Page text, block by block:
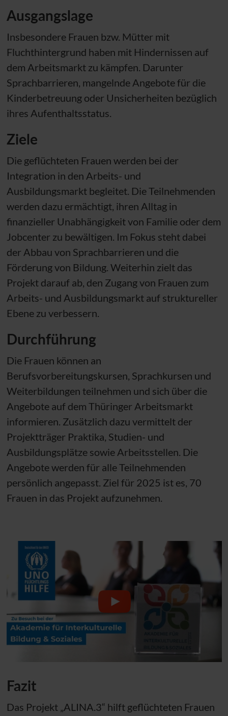
Ausgangslage
Insbesondere Frauen bzw. Mütter mit
Fluchthintergrund haben mit Hindernissen auf
dem Arbeitsmarkt zu kämpfen. Darunter
Sprachbarrieren, mangelnde Angebote für die
Kinderbetreuung oder Unsicherheiten bezüglich
ihres Aufenthaltsstatus.
Ziele
Die geflüchteten Frauen werden bei der
Integration in den Arbeits- und
Ausbildungsmarkt begleitet. Die Teilnehmenden
werden dazu ermächtigt, ihren Alltag in
finanzieller Unabhängigkeit von Familie oder dem
Jobcenter zu bewältigen. Im Fokus steht dabei
der Abbau von Sprachbarrieren und die
Förderung von Bildung. Weiterhin zielt das
Projekt darauf ab, den Zugang von Frauen zum
Arbeits- und Ausbildungsmarkt auf struktureller
Ebene zu verbessern.
Durchführung
Die Frauen können an
Berufsvorbereitungskursen, Sprachkursen und
Weiterbildungen teilnehmen und sich über die
Angebote auf dem Thüringer Arbeitsmarkt
informieren. Zusätzlich dazu vermittelt der
Projektträger Praktika, Studien- und
Ausbildungsplätze sowie Arbeitsstellen. Die
Angebote werden für alle Teilnehmenden
persönlich angepasst. Ziel für 2025 ist es, 70
Frauen in das Projekt aufzunehmen.
Fazit
Das Projekt „ALINA.3“ hilft geflüchteten Frauen